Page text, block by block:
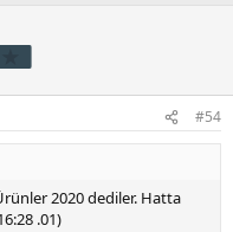
#54
2020 dediler. Hatta
.01)